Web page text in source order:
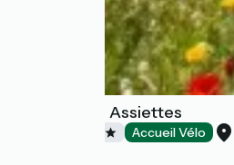
Hôtel Les 13 Assiettes
Accueil Vélo